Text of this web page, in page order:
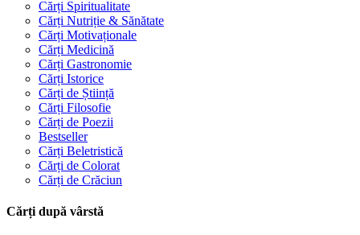
Cărți Spiritualitate
Cărți Nutriție & Sănătate
Cărți Motivaționale
Cărți Medicină
Cărți Gastronomie
Cărți Istorice
Cărți de Știință
Cărți Filosofie
Cărți de Poezii
Bestseller
Cărți Beletristică
Cărți de Colorat
Cărți de Crăciun
Cărți după vârstă